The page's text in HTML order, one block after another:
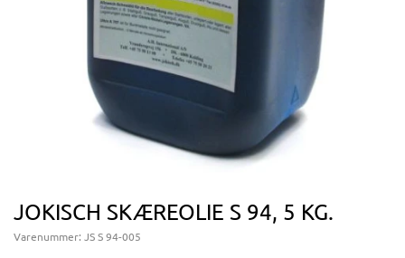
JOKISCH SKÆREOLIE S 94, 5 KG.
Varenummer: JS S 94-005